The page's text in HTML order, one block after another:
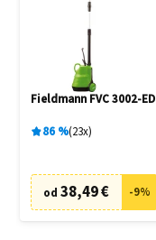
Fieldmann FVC 3002-ED
86% 23x
od 38,49 € -9%